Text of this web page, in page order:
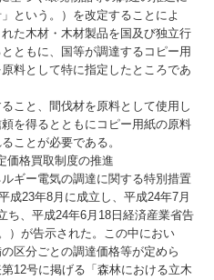
化事業
という。）を改定することによ
た木材・木材製品を国及び独立行
ともに、国等が調達するコピー用
料として特に指定したところであ
こと、間伐材を原料として使用し
を得るとともにコピー用紙の原料
ことが必要である。
価格買取制度の推進
ギー電気の調達に関する特別措置
成23年8月に成立し、平成24年7月
ち、平成24年6月18日経済産業省告
）が告示された。この中におい
区分ごとの調達価格等が定めら
12号に掲げる「森林における立木